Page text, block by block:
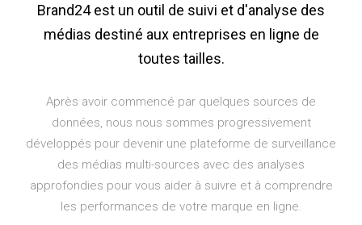
Brand24 est un outil de suivi et d'analyse des
médias destiné aux entreprises en ligne de
toutes tailles.
Après avoir commencé par quelques sources de
données, nous nous sommes progressivement
développés pour devenir une plateforme de surveillance
des médias multi-sources avec des analyses
approfondies pour vous aider à suivre et à comprendre
les performances de votre marque en ligne.